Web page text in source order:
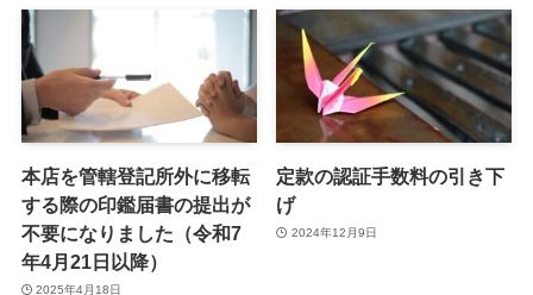
本店を管轄登記所外に移転
する際の印鑑届書の提出が
不要になりました（令和7
年4月21日以降）
2025年4月18日
定款の認証手数料の引き下
げ
2024年12月9日